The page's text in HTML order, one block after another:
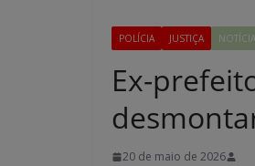
POLÍCIA JUSTIÇA
Ex-
20 de maio de 2026